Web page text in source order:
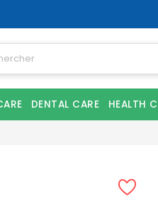
DENTAL CARE HEALTH